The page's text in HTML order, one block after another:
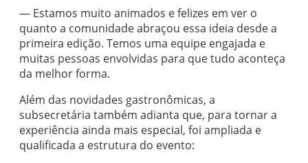
— Estamos muito animados e felizes em ver o
quanto a comunidade abraçou essa ideia desde a
primeira edição. Temos uma equipe engajada e
muitas pessoas envolvidas para que tudo aconteça
da melhor forma.
Além das novidades gastronômicas, a
subsecretária também adianta que, para tornar a
experiência ainda mais especial, foi ampliada e
qualificada a estrutura do evento: